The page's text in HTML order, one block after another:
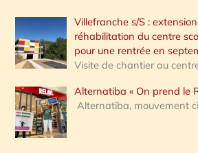
Villefranche s/S :
réhabilitation du centre
pour une rentrée en
Visite de chantier au
Alternatiba « On prend le
Alternatiba, mouvement